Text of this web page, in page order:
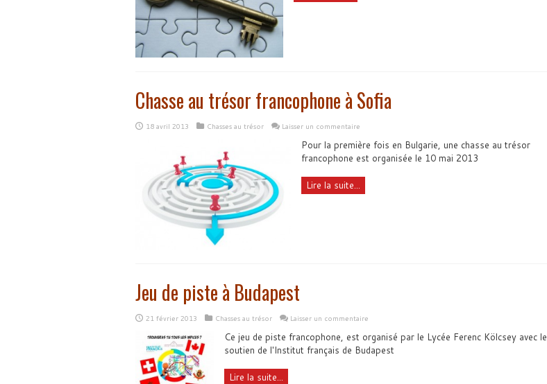
Chasse au trésor francophone à Sofia
18 avril 2013 Chasses au trésor Laisser un commentaire
Pour la première fois en Bulgarie, une chasse au trésor
francophone est organisée le 10 mai 2013
Lire la suite...
Jeu de piste à Budapest
21 février 2013 Chasses au trésor Laisser un commentaire
Ce jeu de piste francophone, est organisé par le Lycée Ferenc Kölcsey avec le
soutien de l'Institut français de Budapest
Lire la suite...